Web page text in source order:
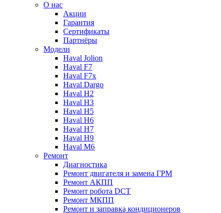
О нас
Акции
Гарантия
Сертификаты
Партнёры
Модели
Haval Jolion
Haval F7
Haval F7x
Haval Dargo
Haval H2
Haval H3
Haval H5
Haval H6
Haval H7
Haval H9
Haval M6
Ремонт
Диагностика
Ремонт двигателя и замена ГРМ
Ремонт АКПП
Ремонт робота DCT
Ремонт МКПП
Ремонт и заправка кондиционеров